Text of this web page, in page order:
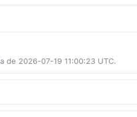
de 2026-07-19 11:00:23 UTC.